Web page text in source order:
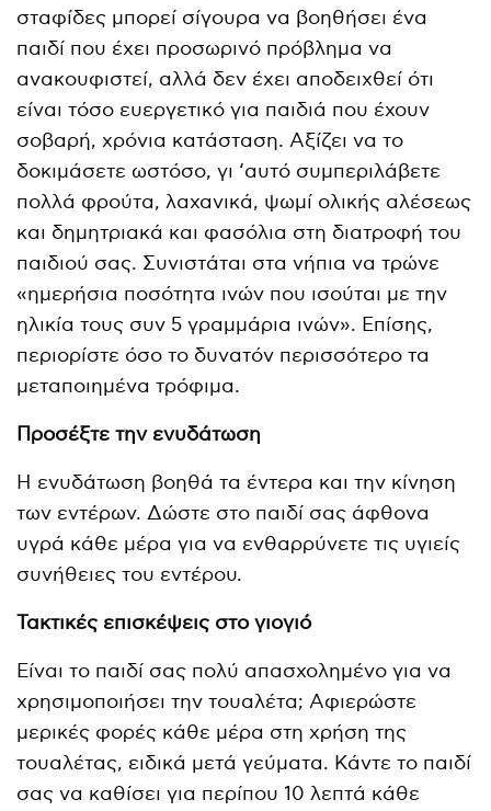
σταφίδες μπορεί σίγουρα να βοηθήσει ένα
παιδί που έχει προσωρινό πρόβλημα να
ανακουφιστεί, αλλά δεν έχει αποδειχθεί ότι
είναι τόσο ευεργετικό για παιδιά που έχουν
σοβαρή, χρόνια κατάσταση. Αξίζει να το
δοκιμάσετε ωστόσο, γι ‘αυτό συμπεριλάβετε
πολλά φρούτα, λαχανικά, ψωμί ολικής αλέσεως
και δημητριακά και φασόλια στη διατροφή του
παιδιού σας. Συνιστάται στα νήπια να τρώνε
«ημερήσια ποσότητα ινών που ισούται με την
ηλικία τους συν 5 γραμμάρια ινών». Επίσης,
περιορίστε όσο το δυνατόν περισσότερο τα
μεταποιημένα τρόφιμα.
Προσέξτε την ενυδάτωση
Η ενυδάτωση βοηθά τα έντερα και την κίνηση
των εντέρων. Δώστε στο παιδί σας άφθονα
υγρά κάθε μέρα για να ενθαρρύνετε τις υγιείς
συνήθειες του εντέρου.
Τακτικές επισκέψεις στο γιογιό
Είναι το παιδί σας πολύ απασχολημένο για να
χρησιμοποιήσει την τουαλέτα; Αφιερώστε
μερικές φορές κάθε μέρα στη χρήση της
τουαλέτας, ειδικά μετά γεύματα. Κάντε το παιδί
σας να καθίσει για περίπου 10 λεπτά κάθε